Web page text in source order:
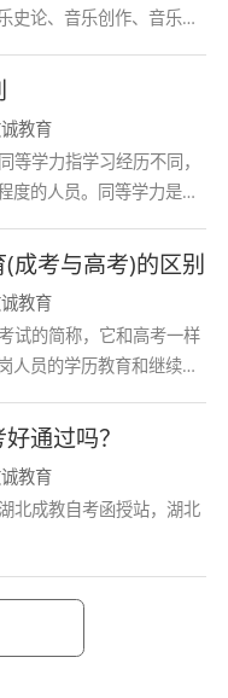
史论、音乐创作、音乐表
教育
等学力指学习经历不同，
度的人员。同等学力是在
成考与高考)的区别
教育
试的简称，它和高考一样
人员的学历教育和继续教
通过吗？
教育
北成教自考函授站，湖北